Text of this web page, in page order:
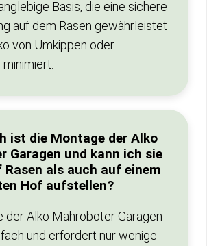
Basis, die eine sichere
auf dem Rasen gewährleistet
von Umkippen oder
ist die Montage der Alko
Garagen und kann ich sie
Rasen als auch auf einem
Hof aufstellen?
der Alko Mähroboter Garagen
und erfordert nur wenige